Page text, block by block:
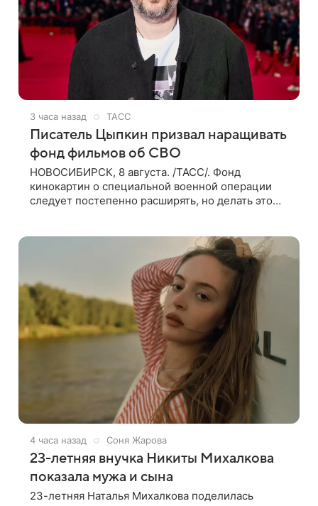
3 часа назад ТАСС
Писатель Цыпкин призвал наращивать
фонд фильмов об СВО
НОВОСИБИРСК, 8 августа. /ТАСС/. Фонд
кинокартин о специальной военной операции
следует постепенно расширять, но делать это
4 часа назад Соня Жарова
23-летняя внучка Никиты Михалкова
показала мужа и сына
23-летняя Наталья Михалкова поделилась